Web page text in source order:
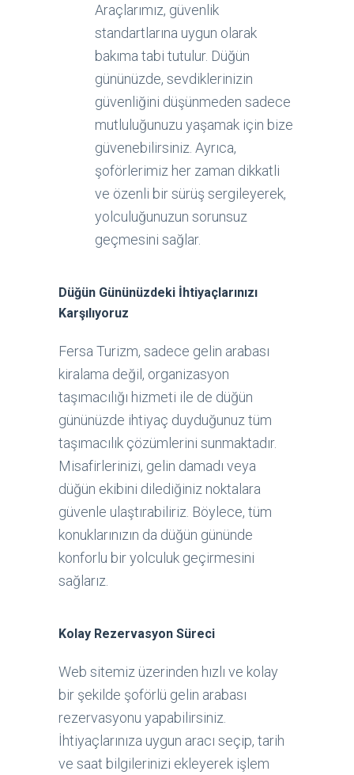
Araçlarımız, güvenlik
standartlarına uygun olarak
bakıma tabi tutulur. Düğün
gününüzde, sevdiklerinizin
güvenliğini düşünmeden sadece
mutluluğunuzu yaşamak için bize
güvenebilirsiniz. Ayrıca,
şoförlerimiz her zaman dikkatli
ve özenli bir sürüş sergileyerek,
yolculuğunuzun sorunsuz
geçmesini sağlar.
Düğün Gününüzdeki İhtiyaçlarınızı
Karşılıyoruz
Fersa Turizm, sadece gelin arabası
kiralama değil, organizasyon
taşımacılığı hizmeti ile de düğün
gününüzde ihtiyaç duyduğunuz tüm
taşımacılık çözümlerini sunmaktadır.
Misafirlerinizi, gelin damadı veya
düğün ekibini dilediğiniz noktalara
güvenle ulaştırabiliriz. Böylece, tüm
konuklarınızın da düğün gününde
konforlu bir yolculuk geçirmesini
sağlarız.
Kolay Rezervasyon Süreci
Web sitemiz üzerinden hızlı ve kolay
bir şekilde şoförlü gelin arabası
rezervasyonu yapabilirsiniz.
İhtiyaçlarınıza uygun aracı seçip, tarih
ve saat bilgilerinizi ekleyerek işlem